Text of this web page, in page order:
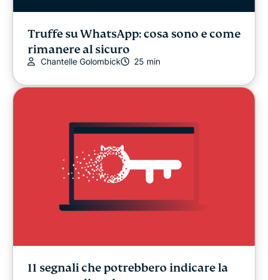
Truffe su WhatsApp: cosa sono e come
rimanere al sicuro
Chantelle Golombick 25 min
11 segnali che potrebbero indicare la